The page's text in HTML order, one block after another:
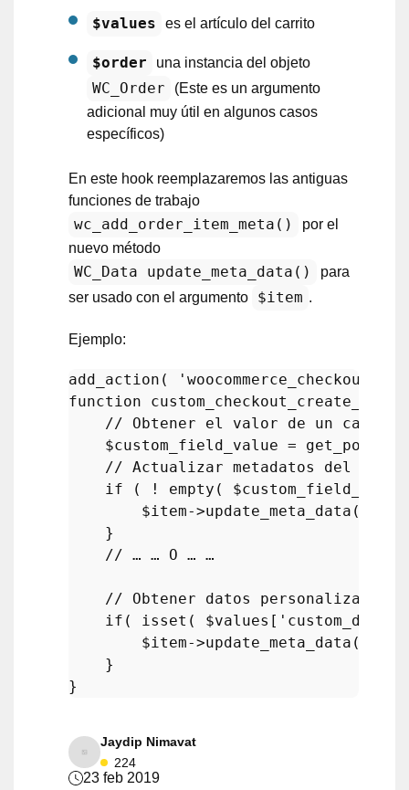
$values es el artículo del carrito
$order una instancia del objeto
WC_Order
(Este es un argumento
adicional muy útil en algunos casos
específicos)
En este hook reemplazaremos las antiguas
funciones de trabajo
wc_add_order_item_meta()
por el
nuevo método
WC_Data update_meta_data()
para
ser usado con el argumento
$item .
Ejemplo:
add_action (
function
// Obtener el valor de un campo
$custom_field_value =
// Actualizar metadatos del
if ( ! empty ( $custom_field_value
$item->update_meta_data (
    }
// … … O … …
// Obtener datos
if ( isset ( $values [ 'custom_data'
$item->update_meta_data (
    }
Jaydip Nimavat
224
23 feb 2019